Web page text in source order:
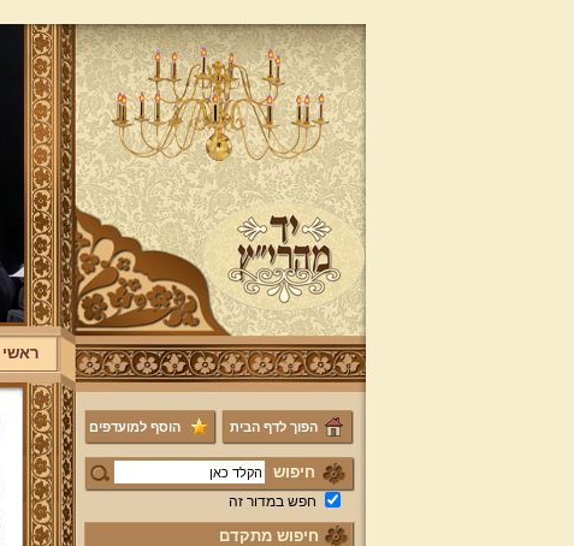
ראשי
הפוך לדף הבית הוסף למועדפים
חיפוש
חפש במדור זה
חיפוש מתקדם